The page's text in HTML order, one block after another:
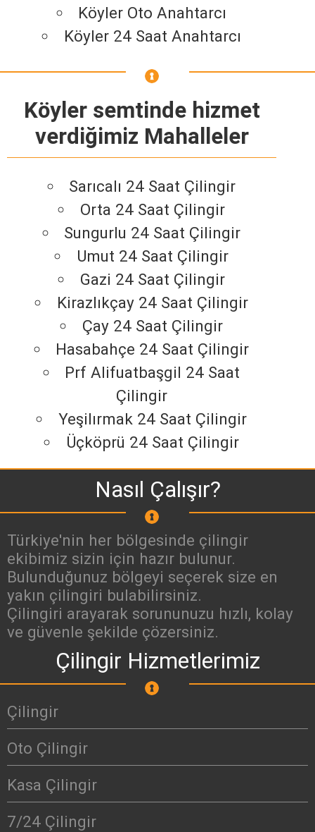
Köyler Oto Anahtarcı
Köyler 24 Saat Anahtarcı
Köyler semtinde hizmet
verdiğimiz Mahalleler
Sarıcalı 24 Saat Çilingir
Orta 24 Saat Çilingir
Sungurlu 24 Saat Çilingir
Umut 24 Saat Çilingir
Gazi 24 Saat Çilingir
Kirazlıkçay 24 Saat Çilingir
Çay 24 Saat Çilingir
Hasabahçe 24 Saat Çilingir
Prf Alifuatbaşgil 24 Saat
Çilingir
Yeşilırmak 24 Saat Çilingir
Üçköprü 24 Saat Çilingir
Nasıl Çalışır?
Türkiye'nin her bölgesinde çilingir
ekibimiz sizin için hazır bulunur.
Bulunduğunuz bölgeyi seçerek size en
yakın çilingiri bulabilirsiniz.
Çilingiri arayarak sorununuzu hızlı, kolay
ve güvenle şekilde çözersiniz.
Çilingir Hizmetlerimiz
Çilingir
Oto Çilingir
Kasa Çilingir
7/24 Çilingir